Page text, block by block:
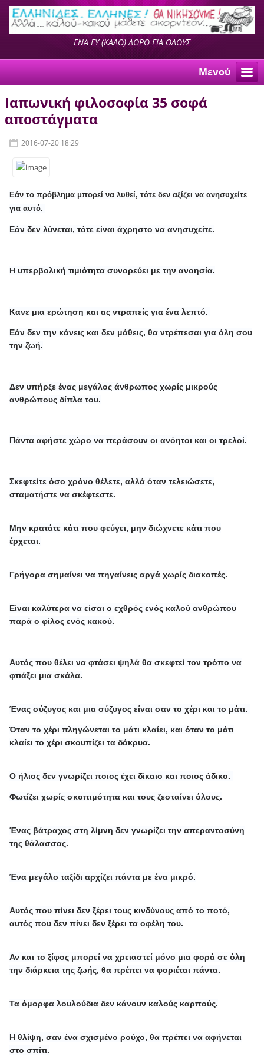
ΕΝΑ ΕΥ (ΚΑΛΟ) ΔΩΡΟ ΓΙΑ ΟΛΟΥΣ
Μενού
Ιαπωνική φιλοσοφία 35 σοφά
αποστάγματα
2016-07-20 18:29
Εάν το πρόβλημα μπορεί να λυθεί, τότε δεν αξίζει να ανησυχείτε
για αυτό.
Εάν δεν λύνεται, τότε είναι άχρηστο να ανησυχείτε.
Η υπερβολική τιμιότητα συνορεύει με την ανοησία.
Κανε μια ερώτηση και ας ντραπείς για ένα λεπτό.
Εάν δεν την κάνεις και δεν μάθεις, θα ντρέπεσαι για όλη σου
την ζωή.
Δεν υπήρξε ένας μεγάλος άνθρωπος χωρίς μικρούς
ανθρώπους δίπλα του.
Πάντα αφήστε χώρο να περάσουν οι ανόητοι και οι τρελοί.
Σκεφτείτε όσο χρόνο θέλετε, αλλά όταν τελειώσετε,
σταματήστε να σκέφτεστε.
Μην κρατάτε κάτι που φεύγει, μην διώχνετε κάτι που
έρχεται.
Γρήγορα σημαίνει να πηγαίνεις αργά χωρίς διακοπές.
Είναι καλύτερα να είσαι ο εχθρός ενός καλού ανθρώπου
παρά ο φίλος ενός κακού.
Αυτός που θέλει να φτάσει ψηλά θα σκεφτεί τον τρόπο να
φτιάξει μια σκάλα.
Ένας σύζυγος και μια σύζυγος είναι σαν το χέρι και το μάτι.
Όταν το χέρι πληγώνεται το μάτι κλαίει, και όταν το μάτι
κλαίει το χέρι σκουπίζει τα δάκρυα.
Ο ήλιος δεν γνωρίζει ποιος έχει δίκαιο και ποιος άδικο.
Φωτίζει χωρίς σκοπιμότητα και τους ζεσταίνει όλους.
Ένας βάτραχος στη λίμνη δεν γνωρίζει την απεραντοσύνη
της θάλασσας.
Ένα μεγάλο ταξίδι αρχίζει πάντα με ένα μικρό.
Αυτός που πίνει δεν ξέρει τους κινδύνους από το ποτό,
αυτός που δεν πίνει δεν ξέρει τα οφέλη του.
Αν και το ξίφος μπορεί να χρειαστεί μόνο μια φορά σε όλη
την διάρκεια της ζωής, θα πρέπει να φοριέται πάντα.
Τα όμορφα λουλούδια δεν κάνουν καλούς καρπούς.
Η θλίψη, σαν ένα σχισμένο ρούχο, θα πρέπει να αφήνεται
στο σπίτι.